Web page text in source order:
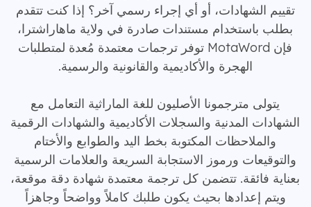
تقييم الشهادات، أو أي إجراء رسمي آخر؟ إذا كنت تتقدم
بطلب باستخدام مستندات صادرة في ولاية ماهاراشترا،
فإن MotaWord توفر ترجمات معتمدة مُعدة لمتطلبات
الهجرة والأكاديمية والقانونية والرسمية.
يتولى مترجمونا الأصليون للغة الماراثية التعامل مع
الشهادات المدنية والسجلات الأكاديمية والشهادات الرقمية
والملاحظات المكتوبة بخط اليد والطوابع والأختام
والتوقيعات ورموز الاستجابة السريعة والعلامات الرسمية
بعناية فائقة. تتضمن كل ترجمة معتمدة شهادة دقة موقعة،
ويتم إعدادها بحيث يكون طلبك كاملاً وواضحاً وجاهزاً